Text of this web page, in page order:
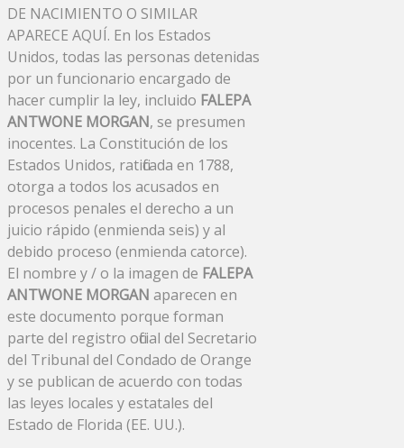
DE NACIMIENTO O SIMILAR
APARECE AQUÍ. En los Estados
Unidos, todas las personas detenidas
por un funcionario encargado de
hacer cumplir la ley, incluido FALEPA
ANTWONE MORGAN, se presumen
inocentes. La Constitución de los
Estados Unidos, ratificada en 1788,
otorga a todos los acusados ​​en
procesos penales el derecho a un
juicio rápido (enmienda seis) y al
debido proceso (enmienda catorce).
El nombre y / o la imagen de FALEPA
ANTWONE MORGAN aparecen en
este documento porque forman
parte del registro oficial del Secretario
del Tribunal del Condado de Orange
y se publican de acuerdo con todas
las leyes locales y estatales del
Estado de Florida (EE. UU.).